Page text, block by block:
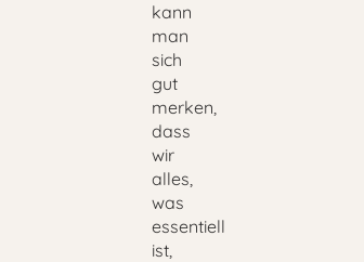
kann
man
sich
gut
merken,
dass
wir
alles,
was
essentiell
ist,